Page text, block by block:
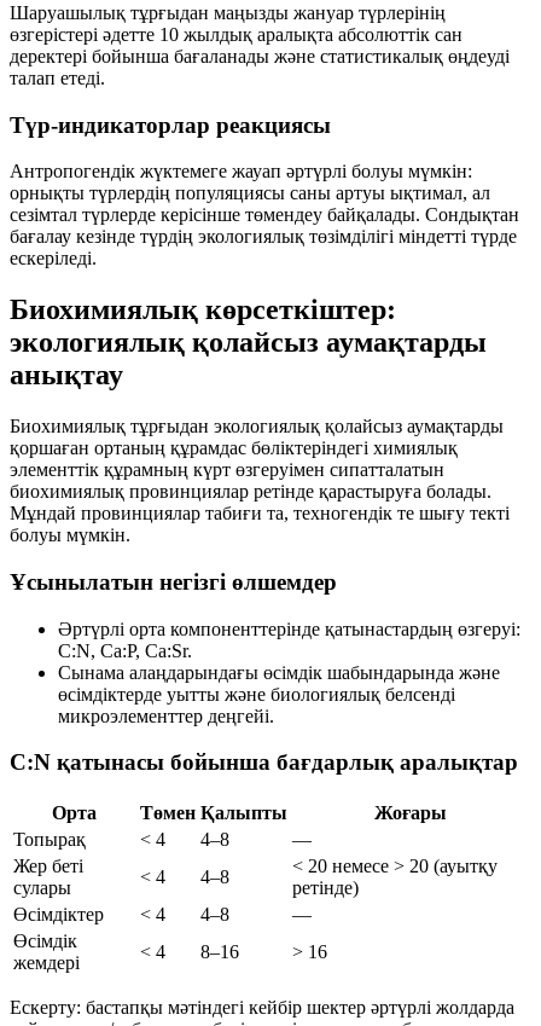
Шаруашылық тұрғыдан маңызды жануар түрлерінің
өзгерістері әдетте 10 жылдық аралықта абсолюттік сан
деректері бойынша бағаланады және статистикалық өңдеуді
талап етеді.
Түр-индикаторлар реакциясы
Антропогендік жүктемеге жауап әртүрлі болуы мүмкін:
орнықты түрлердің популяциясы саны артуы ықтимал, ал
сезімтал түрлерде керісінше төмендеу байқалады. Сондықтан
бағалау кезінде түрдің экологиялық төзімділігі міндетті түрде
ескеріледі.
Биохимиялық көрсеткіштер:
экологиялық қолайсыз аумақтарды
анықтау
Биохимиялық тұрғыдан экологиялық қолайсыз аумақтарды
қоршаған ортаның құрамдас бөліктеріндегі химиялық
элементтік құрамның күрт өзгеруімен сипатталатын
биохимиялық провинциялар ретінде қарастыруға болады.
Мұндай провинциялар табиғи та, техногендік те шығу текті
болуы мүмкін.
Ұсынылатын негізгі өлшемдер
Әртүрлі орта компоненттерінде қатынастардың өзгеруі:
C:N, Ca:P, Ca:Sr.
Сынама алаңдарындағы өсімдік шабындарында және
өсімдіктерде уытты және биологиялық белсенді
микроэлементтер деңгейі.
C:N қатынасы бойынша бағдарлық аралықтар
Орта Төмен Қалыпты
Жоғары
Топырақ
< 4 4–8
—
Жер беті
сулары
< 4 4–8
< 20 немесе > 20 (ауытқу
ретінде)
Өсімдіктер
< 4 4–8
—
Өсімдік
жемдері
< 4 8–16 > 16
Ескерту: бастапқы мәтіндегі кейбір шектер әртүрлі жолдарда